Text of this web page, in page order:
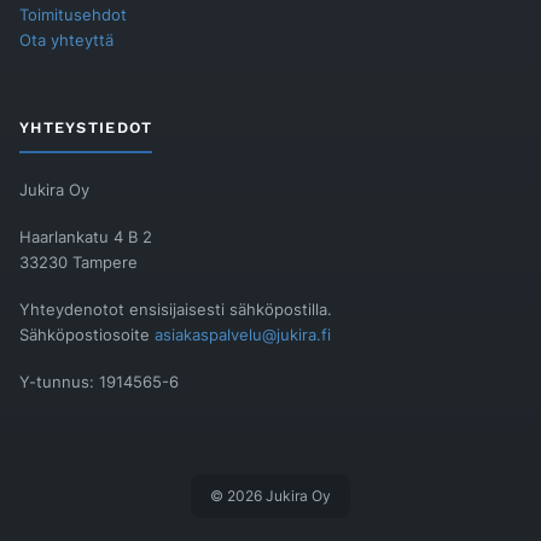
Toimitusehdot
Ota yhteyttä
YHTEYSTIEDOT
Jukira Oy
Haarlankatu 4 B 2
33230 Tampere
Yhteydenotot ensisijaisesti sähköpostilla.
Sähköpostiosoite asiakaspalvelu@jukira.fi
Y-tunnus: 1914565-6
© 2026 Jukira Oy